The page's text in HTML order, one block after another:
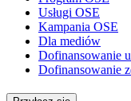
Usługi OSE
Kampania OSE
Dla mediów
Dofinansowanie
Dofinansowanie